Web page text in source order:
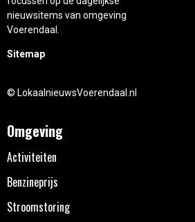
nieuwsitems van omgeving
Voerendaal.
Sitemap
© LokaalnieuwsVoerendaal.nl
Omgeving
Activiteiten
Benzineprijs
Stroomstoring